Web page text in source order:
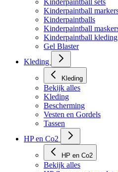
Bekijk alles
Kinderpaintball sets
Kinderpaintball markers
Kinderpaintballs
Kinderpaintball maskers
Kinderpaintball kleding
Gel Blaster
Kleding
Bekijk alles
Kleding
Bescherming
Vesten en Gordels
Tassen
HP en Co2
HP en Co2